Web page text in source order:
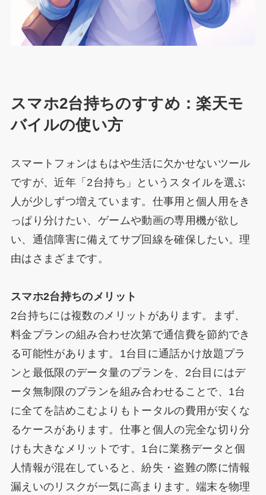
スマホ2台持ちのすすめ：楽天モ
バイルの使い方
スマートフォンはもはや生活に欠かせないツール
ですが、近年「2台持ち」というスタイルを選ぶ
人が少しずつ増えています。仕事用と個人用をき
っぱり分けたい、ゲームや動画の専用機が欲し
い、通信障害に備えてサブ回線を確保したい。理
由はさまざまです。
スマホ2台持ちのメリット
2台持ちには複数のメリットがあります。まず、
料金プランの組み合わせ次第で通信費を節約でき
る可能性があります。1台目に通話かけ放題プラ
ンと最低限のデータ量のプランを、2台目にはデ
ータ無制限のプランを組み合わせることで、1台
に全てを詰めこむよりもトータルの費用が安くな
るケースがあります。仕事と個人の完全な切り分
けも大きなメリットです。1台に業務データと個
人情報が混在していると、紛失・盗難の際に情報
漏えいのリスクが一気に高まります。端末を物理